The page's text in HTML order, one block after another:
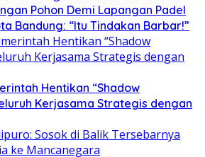
Pohon Demi Lapangan Padel
Bandung: “Itu Tindakan Barbar!”
Hentikan “Shadow
Kerjasama Strategis dengan